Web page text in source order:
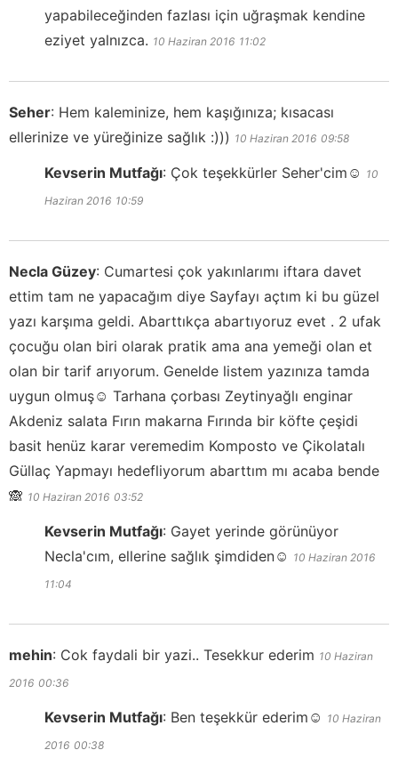
yapabileceğinden fazlası için uğraşmak kendine
eziyet yalnızca. 10 Haziran 2016 11:02
Seher: Hem kaleminize, hem kaşığınıza; kısacası
ellerinize ve yüreğinize sağlık :))) 10 Haziran 2016 09:58
Kevserin Mutfağı: Çok teşekkürler Seher'cim☺️ 10
Haziran 2016 10:59
Necla Güzey: Cumartesi çok yakınlarımı iftara davet
ettim tam ne yapacağım diye Sayfayı açtım ki bu güzel
yazı karşıma geldi. Abarttıkça abartıyoruz evet . 2 ufak
çocuğu olan biri olarak pratik ama ana yemeği olan et
olan bir tarif arıyorum. Genelde listem yazınıza tamda
uygun olmuş☺️ Tarhana çorbası Zeytinyağlı enginar
Akdeniz salata Fırın makarna Fırında bir köfte çeşidi
basit henüz karar veremedim Komposto ve Çikolatalı
Güllaç Yapmayı hedefliyorum abarttım mı acaba bende
🙈 10 Haziran 2016 03:52
Kevserin Mutfağı: Gayet yerinde görünüyor
Necla'cım, ellerine sağlık şimdiden☺️ 10 Haziran 2016
11:04
mehin: Cok faydali bir yazi.. Tesekkur ederim 10 Haziran
2016 00:36
Kevserin Mutfağı: Ben teşekkür ederim☺️ 10 Haziran
2016 00:38